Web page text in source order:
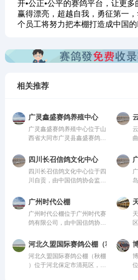
开•公正•公平的赛鸽平台，让更多
赢得漂亮，超越自我，勇征第一
个员工将努力把本棚打造成中国的
相关推荐
广灵鑫盛赛鸽养殖中心
广灵鑫盛赛鸽养殖中心位于山
西省大同市广灵县鑫盛赛鸽养
管。该公棚以国际、国内先
进、科学合理的设计方案进行
建设，采用一体化钢架结构，
公棚长200米，宽28米，高15
从配件设施到饲养团队，均达
到业内领先水平，为广大鸽友
创造一个心神向往的赛鸽净
地。
四川长召信鸽文化中心
四川长召信鸽文化中心位于四
川自贡，由中国信鸽协会监
进、科学合理的设计方案进行
建设，采用一体化钢架结构，
公棚长200米，宽28米，高15
米，可容纳20000多羽赛鸽。
到业内领先水平，为广大鸽友
创造一个心神向往的赛鸽净
地。
广州时代公棚
广州时代公棚位于广州时代赛
鸽有限公司，由中国信鸽协会
进、科学合理的设计方案进行
建设，采用一体化钢架结构，
公棚长200米，宽28米，高15
米，可容纳20000多羽赛鸽。
河北久盟国际赛鸽公棚（秋棚）
河北久盟国际赛鸽公棚（秋棚​​​​​​​
）位于河北保定市清苑区，由